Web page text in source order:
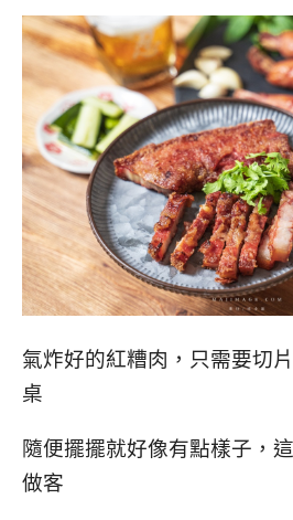
氣炸好的紅糟肉，只需要切
桌
隨便擺擺就好像有點樣子，
做客